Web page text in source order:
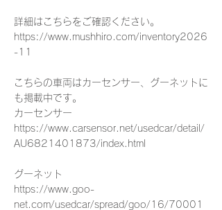
詳細はこちらをご確認ください。
https://www.mushhiro.com/inventory2026
-11
こちらの車両はカーセンサー、グーネットに
も掲載中です。
カーセンサー
https://www.carsensor.net/usedcar/detail/
AU6821401873/index.html
グーネット
https://www.goo-
net.com/usedcar/spread/goo/16/70001